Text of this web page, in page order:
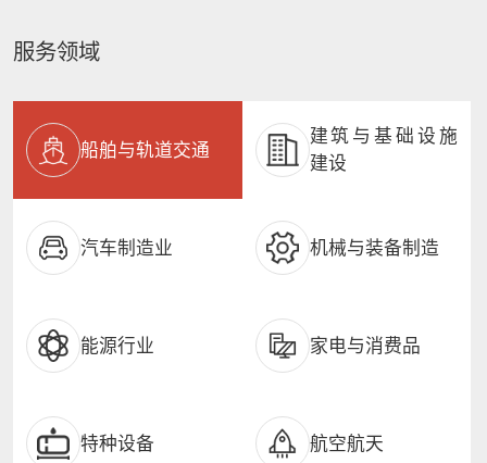
服务领域
船舶与轨道交通
建筑与基础设施
建设
汽车制造业 机械与装备制造
能源行业 家电与消费品
特种设备 航空航天